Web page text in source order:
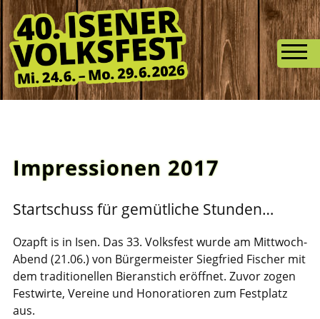
Impressionen 2017
Startschuss für gemütliche Stunden…
Ozapft is in Isen. Das 33. Volksfest wurde am Mittwoch-
Abend (21.06.) von Bürgermeister Siegfried Fischer mit
dem traditionellen Bieranstich eröffnet. Zuvor zogen
Festwirte, Vereine und Honoratioren zum Festplatz
aus.